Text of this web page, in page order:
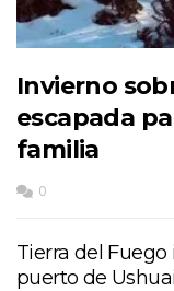
Invierno
escapada
familia
0
Tierra del
puerto de